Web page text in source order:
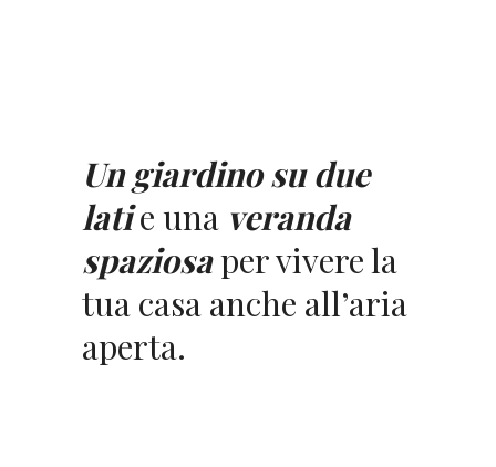
Un giardino su due
latie una veranda
spaziosaper vivere la
tua casa anche all’aria
aperta.